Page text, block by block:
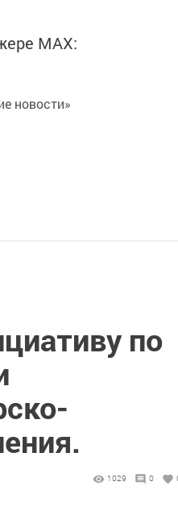
MАХ:
новости»
по
1029 0